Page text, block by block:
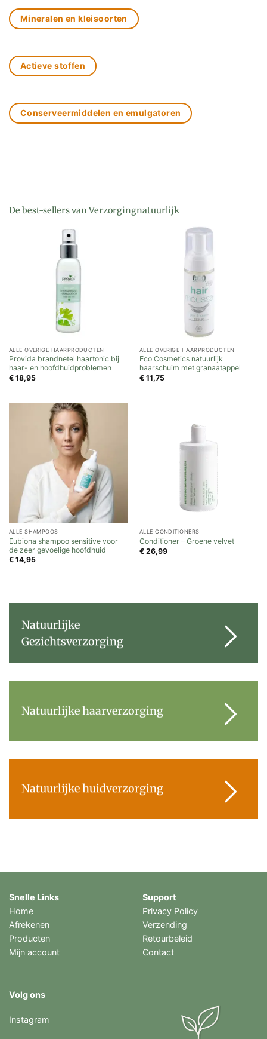
Mineralen en kleisoorten
Actieve stoffen
Conserveermiddelen en emulgatoren
De best-sellers van Verzorgingnatuurlijk
ALLE OVERIGE HAARPRODUCTEN
Provida brandnetel haartonic bij
haar- en hoofdhuidproblemen
€18,95
ALLE OVERIGE HAARPRODUCTEN
Eco Cosmetics natuurlijk
haarschuim met granaatappel
€11,75
ALLE SHAMPOOS
Eubiona shampoo sensitive voor
de zeer gevoelige hoofdhuid
€14,95
ALLE CONDITIONERS
Conditioner – Groene velvet
€26,99
Natuurlijke
Gezichtsverzorging
Natuurlijke haarverzorging
Natuurlijke huidverzorging
Snelle Links
Home
Afrekenen
Producten
Mijn account
Support
Privacy Policy
Verzending
Retourbeleid
Contact
Volg ons
Instagram